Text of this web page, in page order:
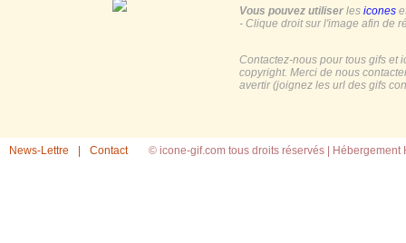
Vous pouvez utiliser les icones
- Clique droit sur l'image afin de
Contactez-nous pour tous gifs et
copyright. Merci de nous
avertir (joignez les url des gifs
News-Lettre Contact © icone-gif.com tous droits réservés | Hébergement